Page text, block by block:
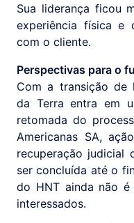
Sua liderança ficou
experiência física e
com o cliente.
Perspectivas para o
Com a transição de
da Terra entra em
retomada do
Americanas SA,
recuperação judicial
ser concluída até o
do HNT ainda não
interessados.